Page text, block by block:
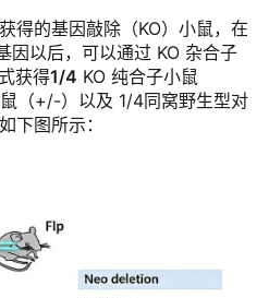
得的基因敲除（KO）小鼠，在
因以后，可以通过 KO 杂合子
获得1/4 KO 纯合子小鼠
（+/-）以及 1/4同窝野生型对
下图所示：